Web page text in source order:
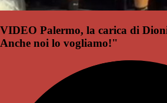
VIDEO Palermo, la carica di
Anche noi lo vogliamo!"